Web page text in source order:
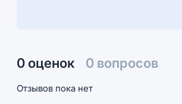
0 оценок 0 вопросов
Отзывов пока нет